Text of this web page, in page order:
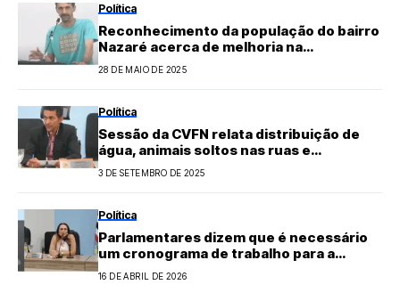
Política
Reconhecimento da população do bairro
Nazaré acerca de melhoria na
distribuição de água marca sessão da
CVFN
28 DE MAIO DE 2025
Política
Sessão da CVFN relata distribuição de
água, animais soltos nas ruas e
queimadas
3 DE SETEMBRO DE 2025
Política
Parlamentares dizem que é necessário
um cronograma de trabalho para a
melhor realização das estradas vicinais
16 DE ABRIL DE 2026